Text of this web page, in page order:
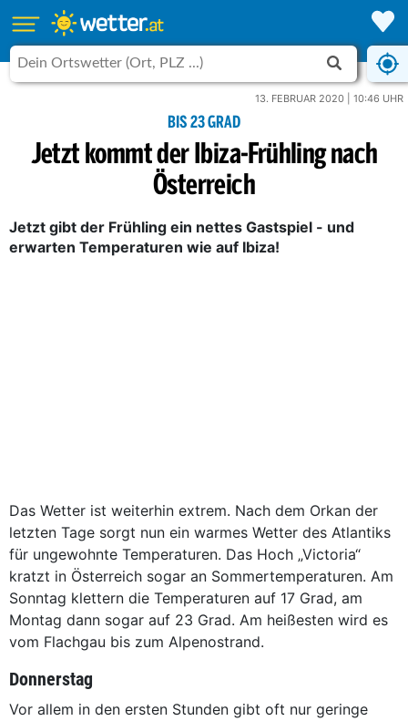
13. FEBRUAR 2020 | 10:46 UHR
BIS 23 GRAD
Jetzt kommt der Ibiza-Frühling nach
Österreich
Jetzt gibt der Frühling ein nettes Gastspiel - und
erwarten Temperaturen wie auf Ibiza!
Das Wetter ist weiterhin extrem. Nach dem Orkan der
letzten Tage sorgt nun ein warmes Wetter des Atlantiks
für ungewohnte Temperaturen. Das Hoch „Victoria“
kratzt in Österreich sogar an Sommertemperaturen. Am
Sonntag klettern die Temperaturen auf 17 Grad, am
Montag dann sogar auf 23 Grad. Am heißesten wird es
vom Flachgau bis zum Alpenostrand.
Donnerstag
Vor allem in den ersten Stunden gibt oft nur geringe